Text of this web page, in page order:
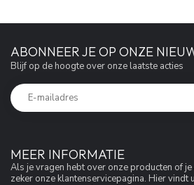
MEER INFORMATIE
Als je vragen hebt over onze producten of
zeker onze klantenservicepagina. Hier vindt
ABONNEER JE OP ONZE
Blijf op de hoogte over onze laatste acties